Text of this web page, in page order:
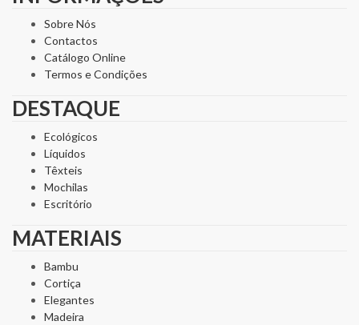
Sobre Nós
Contactos
Catálogo Online
Termos e Condições
DESTAQUE
Ecológicos
Líquidos
Têxteis
Mochilas
Escritório
MATERIAIS
Bambu
Cortiça
Elegantes
Madeira